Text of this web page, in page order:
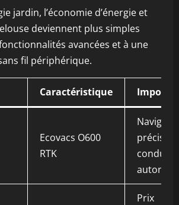
jardin, l’économie d’énergie et
deviennent plus simples
avancées et à une
fil périphérique.
Caractéristique
Ecovacs O600
RTK
précise,
conduite
Prix